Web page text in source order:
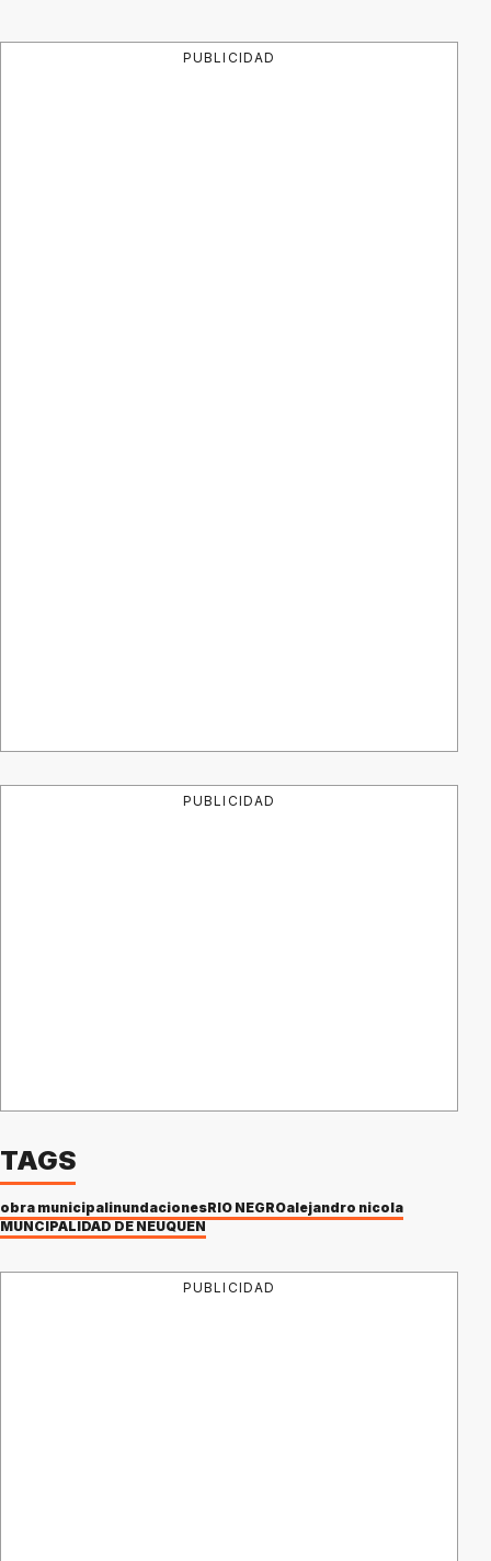
PUBLICIDAD
PUBLICIDAD
TAGS
obra municipalinundacionesRIO NEGROalejandro nicola
MUNCIPALIDAD DE NEUQUEN
PUBLICIDAD